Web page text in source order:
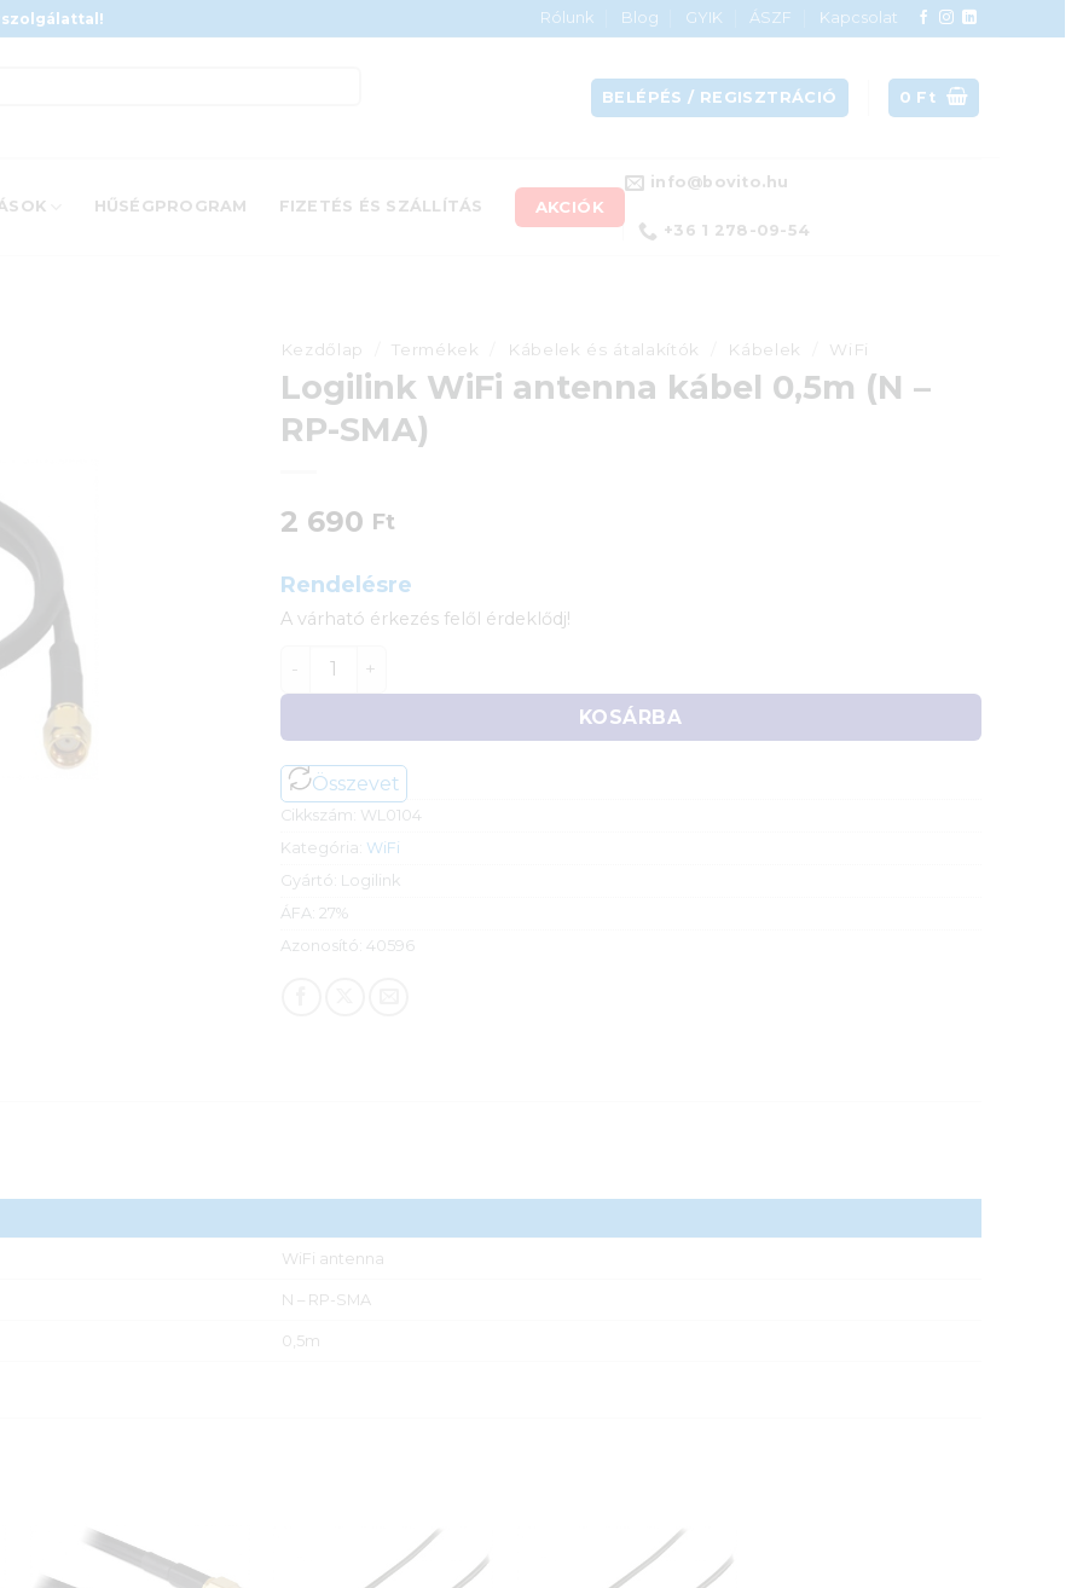
Rólunk Blog GYIK ÁSZF
Kapcsolat
BELÉPÉS / REGISZTRÁCIÓ 0 Ft
HŰSÉGPROGRAM FIZETÉS ÉS SZÁLLÍTÁS AKCIÓK
info@bovito.hu
+36 1 278-09-54
Kezdőlap Termékek Kábelek és átalakítók Kábelek WiFi
Logilink WiFi antenna kábel 0,5m (N –
RP-SMA)
2 690 Ft
Rendelésre
A várható érkezés felől érdeklődj!
Logilink WiFi antenna kábel 0,5m (N - RP-SMA) mennyiség
KOSÁRBA
Összevet
Cikkszám: WL0104
Kategória: WiFi
Gyártó: Logilink
ÁFA: 27%
Azonosító: 40596
WiFi antenna
N – RP-SMA
0,5m